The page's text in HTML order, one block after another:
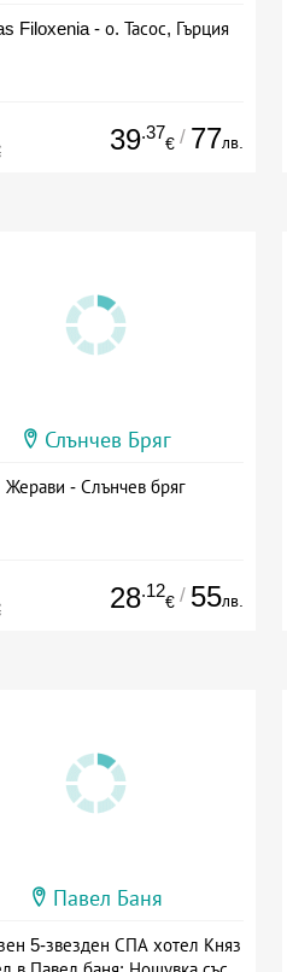
Filoxenia - о. Тасос, Гърция
39.37
€ / 77лв.
Слънчев Бряг
Жерави - Слънчев бряг
28.12
€ / 55лв.
Павел Баня
5-звезден СПА хотел Княз